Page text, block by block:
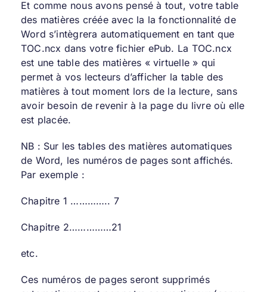
Et comme nous avons pensé à tout, votre table
des matières créée avec la la fonctionnalité de
Word s’intègrera automatiquement en tant que
TOC.ncx dans votre fichier ePub. La TOC.ncx
est une table des matières « virtuelle » qui
permet à vos lecteurs d’afficher la table des
matières à tout moment lors de la lecture, sans
avoir besoin de revenir à la page du livre où elle
est placée.
NB : Sur les tables des matières automatiques
de Word, les numéros de pages sont affichés.
Par exemple :
Chapitre 1 ………….. 7
Chapitre 2……………21
etc.
Ces numéros de pages seront supprimés